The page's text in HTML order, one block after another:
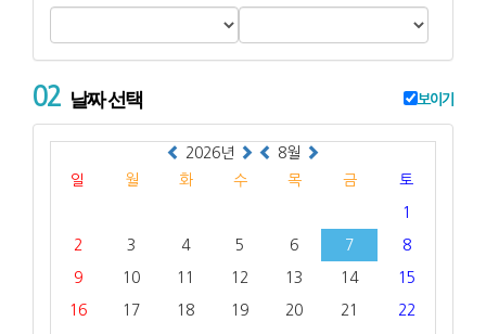
02 날짜 선택 보이기
2026년
8월
일
월 화 수 목 금 토
1
2 3 4 5 6 7 8
9 10 11 12 13 14 15
16 17 18 19 20 21 22